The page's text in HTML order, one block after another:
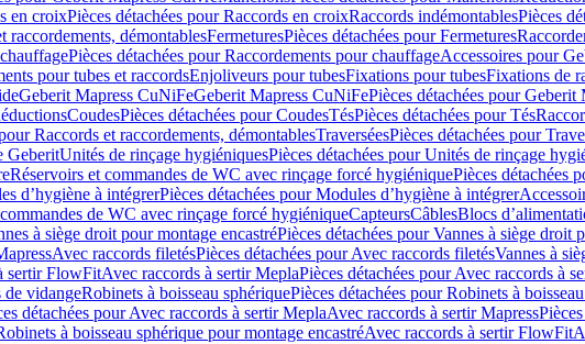
en croixPièces détachées pour Raccords en croixRaccords indémontablesPièces
raccordements, démontablesFermeturesPièces détachées pour Fermetures
Pièces détachées pour Raccordements pour chauffageAccessoires pour
pour tubes et raccordsEnjoliveurs pour tubesFixations pour tubesFixations de
Geberit Mapress CuNiFeGeberit Mapress CuNiFePièces détachées pour
CoudesPièces détachées pour CoudesTésPièces détachées pour Tés
Raccords et raccordements, démontablesTraverséesPièces détachées pour
GeberitUnités de rinçage hygiéniquesPièces détachées pour Unités de rinçage
Réservoirs et commandes de WC avec rinçage forcé hygiéniquePièces détachées
d’hygiène à intégrerPièces détachées pour Modules d’hygiène à intégrer
de WC avec rinçage forcé hygiéniqueCapteursCâblesBlocs
à siège droit pour montage encastréPièces détachées pour Vannes à siège droit
Avec raccords filetésPièces détachées pour Avec raccords filetésVannes à
sertir FlowFitAvec raccords à sertir MeplaPièces détachées pour Avec raccords à
de vidangeRobinets à boisseau sphériquePièces détachées pour Robinets à
détachées pour Avec raccords à sertir MeplaAvec raccords à sertir Mapress
à boisseau sphérique pour montage encastréAvec raccords à sertir FlowFit